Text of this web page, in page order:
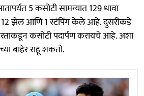
5 कसोटी सामन्यात 129 धावा
झेल आणि 1 स्टंपिंग केले आहे. दुसरीकडे
कसोटी पदार्पण करायचे आहे. अशा
बाहेर राहू शकतो.